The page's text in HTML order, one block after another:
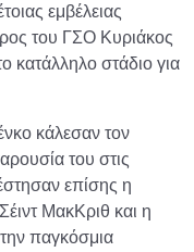
εμβέλειας
του ΓΣΟ Κυριάκος
κατάλληλο στάδιο για
κάλεσαν τον
του στις
επίσης η
ΜακΚριθ και η
παγκόσμια